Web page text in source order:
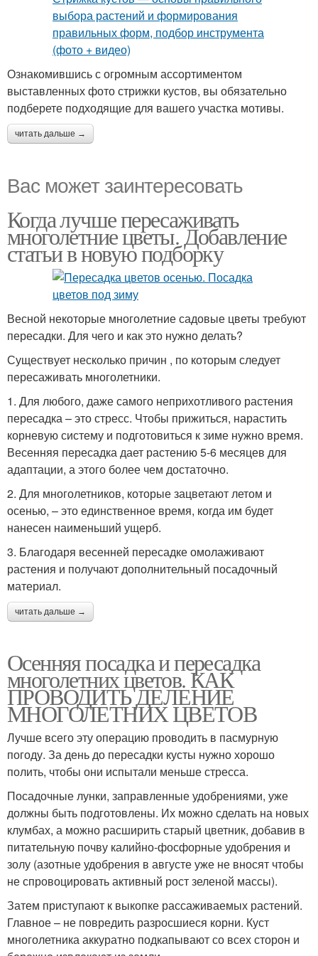
Ознакомившись с огромным ассортиментом
выставленных фото стрижки кустов, вы обязательно
подберете подходящие для вашего участка мотивы.
читать дальше →
Вас может заинтересовать
Когда лучше пересаживать
многолетние цветы. Добавление
статьи в новую подборку
Весной некоторые многолетние садовые цветы требуют
пересадки. Для чего и как это нужно делать?
Существует несколько причин , по которым следует
пересаживать многолетники.
1. Для любого, даже самого неприхотливого растения
пересадка – это стресс. Чтобы прижиться, нарастить
корневую систему и подготовиться к зиме нужно время.
Весенняя пересадка дает растению 5-6 месяцев для
адаптации, а этого более чем достаточно.
2. Для многолетников, которые зацветают летом и
осенью, – это единственное время, когда им будет
нанесен наименьший ущерб.
3. Благодаря весенней пересадке омолаживают
растения и получают дополнительный посадочный
материал.
читать дальше →
Осенняя посадка и пересадка
многолетних цветов. КАК
ПРОВОДИТЬ ДЕЛЕНИЕ
МНОГОЛЕТНИХ ЦВЕТОВ
Лучше всего эту операцию проводить в пасмурную
погоду. За день до пересадки кусты нужно хорошо
полить, чтобы они испытали меньше стресса.
Посадочные лунки, заправленные удобрениями, уже
должны быть подготовлены. Их можно сделать на новых
клумбах, а можно расширить старый цветник, добавив в
питательную почву калийно-фосфорные удобрения и
золу (азотные удобрения в августе уже не вносят чтобы
не спровоцировать активный рост зеленой массы).
Затем приступают к выкопке рассаживаемых растений.
Главное – не повредить разросшиеся корни. Куст
многолетника аккуратно подкапывают со всех сторон и